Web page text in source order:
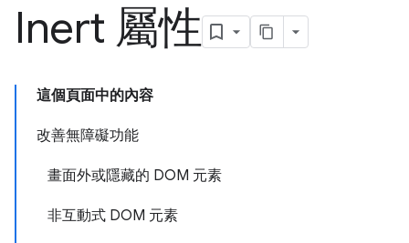
Inert 屬性
這個頁面中的內容
改善無障礙功能
畫面外或隱藏的 DOM 元素
非互動式 DOM 元素